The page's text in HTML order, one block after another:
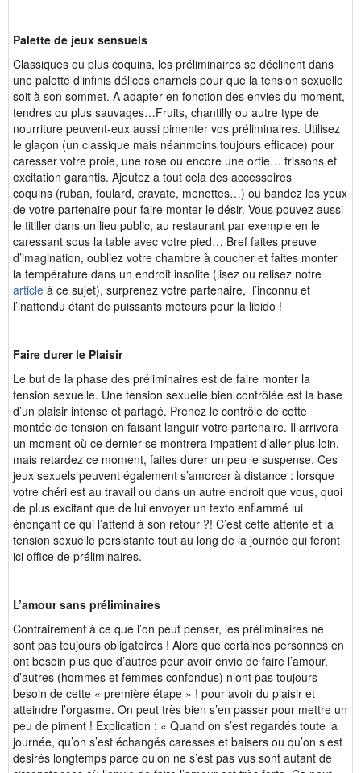
Palette de jeux sensuels
Classiques ou plus coquins, les préliminaires se déclinent dans
une palette d’infinis délices charnels pour que la tension sexuelle
soit à son sommet. A adapter en fonction des envies du moment,
tendres ou plus sauvages…Fruits, chantilly ou autre type de
nourriture peuvent-eux aussi pimenter vos préliminaires. Utilisez
le glaçon (un classique mais néanmoins toujours efficace) pour
caresser votre proie, une rose ou encore une ortie… frissons et
excitation garantis. Ajoutez à tout cela des accessoires
coquins (ruban, foulard, cravate, menottes…) ou bandez les yeux
de votre partenaire pour faire monter le désir. Vous pouvez aussi
le titiller dans un lieu public, au restaurant par exemple en le
caressant sous la table avec votre pied… Bref faites preuve
d’imagination, oubliez votre chambre à coucher et faites monter
la température dans un endroit insolite (lisez ou relisez notre
article à ce sujet), surprenez votre partenaire, l’inconnu et
l’inattendu étant de puissants moteurs pour la libido !
Faire durer le Plaisir
Le but de la phase des préliminaires est de faire monter la
tension sexuelle. Une tension sexuelle bien contrôlée est la base
d’un plaisir intense et partagé. Prenez le contrôle de cette
montée de tension en faisant languir votre partenaire. Il arrivera
un moment où ce dernier se montrera impatient d’aller plus loin,
mais retardez ce moment, faites durer un peu le suspense. Ces
jeux sexuels peuvent également s’amorcer à distance : lorsque
votre chéri est au travail ou dans un autre endroit que vous, quoi
de plus excitant que de lui envoyer un texto enflammé lui
énonçant ce qui l’attend à son retour ?! C’est cette attente et la
tension sexuelle persistante tout au long de la journée qui feront
ici office de préliminaires.
L’amour sans préliminaires
Contrairement à ce que l’on peut penser, les préliminaires ne
sont pas toujours obligatoires ! Alors que certaines personnes en
ont besoin plus que d’autres pour avoir envie de faire l’amour,
d’autres (hommes et femmes confondus) n’ont pas toujours
besoin de cette « première étape » ! pour avoir du plaisir et
atteindre l’orgasme. On peut très bien s’en passer pour mettre un
peu de piment ! Explication : « Quand on s’est regardés toute la
journée, qu’on s’est échangés caresses et baisers ou qu’on s’est
désirés longtemps parce qu’on ne s’est pas vus sont autant de